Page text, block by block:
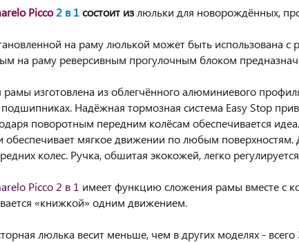
Picco2 в 1состоит из люльки для новорождённых,
на раму люлькой может быть использована с
на раму реверсивным прогулочным блоком
рамы изготовлена из облегчённого алюминиевого
Надёжная тормозная система Easy Stop
поворотным передним колёсам обеспечивается
обеспечивает мягкое движении по любым
колес. Ручка, обшитая экокожей, легко
Picco 2 в 1 имеет функцию сложения рамы вместе с
«книжкой» одним движением.
люлька весит меньше, чем в других моделях - всего